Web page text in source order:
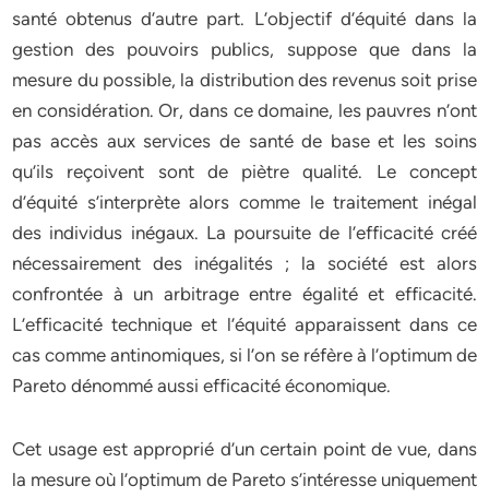
santé obtenus d’autre part. L’objectif d’équité dans la
gestion des pouvoirs publics, suppose que dans la
mesure du possible, la distribution des revenus soit prise
en considération. Or, dans ce domaine, les pauvres n’ont
pas accès aux services de santé de base et les soins
qu’ils reçoivent sont de piètre qualité. Le concept
d’équité s’interprète alors comme le traitement inégal
des individus inégaux. La poursuite de l’efficacité créé
nécessairement des inégalités ; la société est alors
confrontée à un arbitrage entre égalité et efficacité.
L’efficacité technique et l’équité apparaissent dans ce
cas comme antinomiques, si l’on se réfère à l’optimum de
Pareto dénommé aussi efficacité économique.
Cet usage est approprié d’un certain point de vue, dans
la mesure où l’optimum de Pareto s’intéresse uniquement